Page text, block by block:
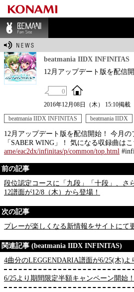
BEMANI Fan Sit
beatmania IIDX INFINITAS
12月アップデート版を配信開
0
2016年12月08日（木） 15:10掲載
beatmania IIDX INFINITAS
beatmania IIDX
12月アップデート版を配信開始！ 今月
「SABER WING」！ 気になる収録曲は
ame/eac2dx/infinitas/p/common/top.html
前の記事
段位認定コースに「九段」「十段」、さ
12譜面が12/8（木）から登場！
次の記事
プレーが楽しくなる新情報をサイトにて
関連記事 (beatmania IIDX INFINITAS)
4曲分のLEGGENDARIA譜面が6/25(木)よ
6/25より期間限定半額キャンペーン開始！